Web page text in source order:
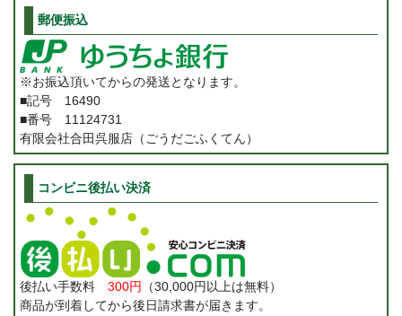
郵便振込
※お振込頂いてからの発送となります。
■記号 16490
■番号 11124731
有限会社合田呉服店（ごうだごふくてん）
コンビニ後払い決済
後払い手数料 300円
（30,000円以上は無料）
商品が到着してから後日請求書が届きます。